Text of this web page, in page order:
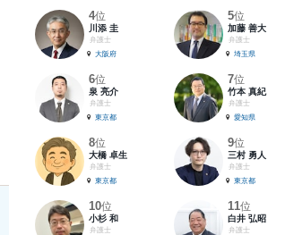
4位
川添 圭
弁護士
大阪府
5位
加藤 善大
弁護士
埼玉県
6位
泉 亮介
弁護士
東京都
7位
竹本 真紀
弁護士
愛知県
8位
大橋 卓生
弁護士
東京都
9位
三村 勇人
弁護士
東京都
10位
小杉 和
弁護士
11位
白井 弘昭
弁護士